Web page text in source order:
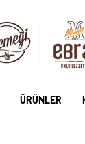
ÜRÜNLER